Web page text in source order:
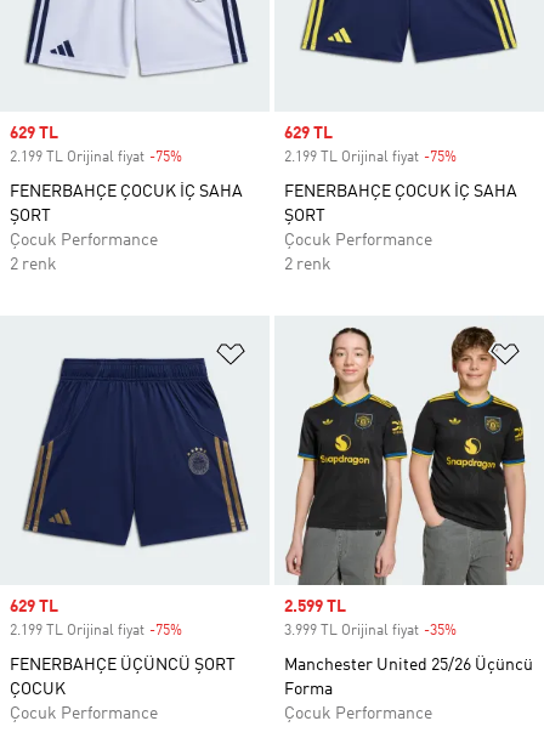
Sale price
629 TL
2.199 TL Orijinal fiyat -75%
FENERBAHÇE ÇOCUK İÇ SAHA
ŞORT
Çocuk Performance
2 renk
Sale price
629 TL
2.199 TL Orijinal fiyat -75%
FENERBAHÇE ÇOCUK İÇ SAHA
ŞORT
Çocuk Performance
2 renk
Favori Listesine Ekle
Sale price
629 TL
2.199 TL Orijinal fiyat -75%
FENERBAHÇE ÜÇÜNCÜ ŞORT
ÇOCUK
Çocuk Performance
Sale price
2.599 TL
3.999 TL Orijinal fiyat -35%
Manchester United 25/26 Üçüncü
Forma
Çocuk Performance